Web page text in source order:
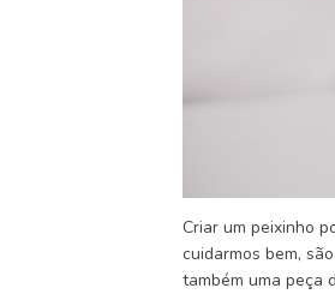
Criar um peixinho
cuidarmos bem,
também uma peça